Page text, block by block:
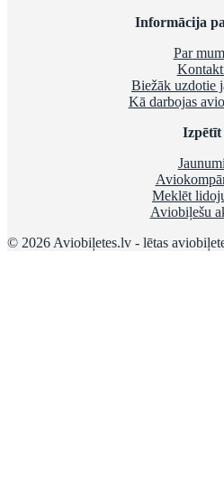
Informācija
Par
Biežāk uzdotie
Kā darbojas
Izpētīt
Jaunumi
Meklēt
Aviobiļešu
© 2026 Aviobiļetes.lv - lētas